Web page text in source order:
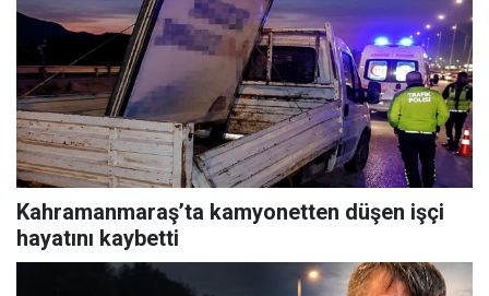
Kahramanmaraş’ta kamyonetten düşen işçi
hayatını kaybetti